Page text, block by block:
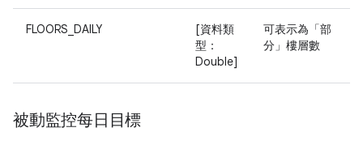
FLOORS_DAILY
[資料類
型：
Double]
可表示為「部
分」樓層數
被動監控每日目標